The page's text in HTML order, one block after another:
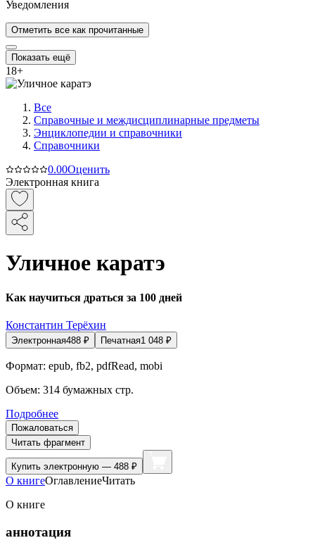
Уведомления
Отметить все как прочитанные
Показать ещё
18+
Все
Справочные и междисциплинарные предметы
Энциклопедии и справочники
Справочники
0.00Оценить
Электронная книга
Уличное каратэ
Как научиться драться за 100 дней
Константин Терёхин
Электронная488 ₽ Печатная1 048 ₽
Формат: epub, fb2, pdfRead, mobi
Объем: 314 бумажных стр.
Подробнее
Пожаловаться
Читать фрагмент
Купить электронную — 488 ₽
О книгеОглавлениеЧитать
О книге
аннотация